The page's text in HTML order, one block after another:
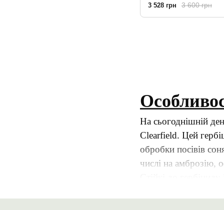
На сьогоднішній
Clearfield. Цей
обробки посівів
числі на амброзію,
3 600 грн
3 528 грн